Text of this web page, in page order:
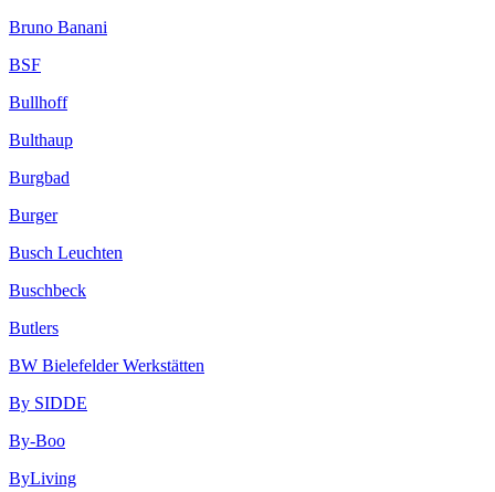
Bruno Banani
BSF
Bullhoff
Bulthaup
Burgbad
Burger
Busch Leuchten
Buschbeck
Butlers
BW Bielefelder Werkstätten
By SIDDE
By-Boo
ByLiving